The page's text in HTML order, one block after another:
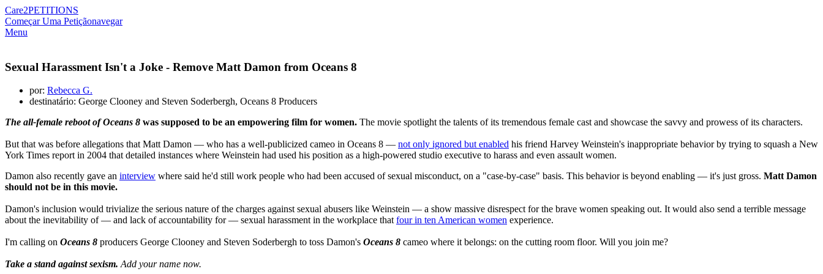
Care2PETITIONS
Começar Uma Petiçãonavegar
Menu
Sexual Harassment Isn't a Joke - Remove Matt Damon from Oceans 8
por: Rebecca G.
destinatário: George Clooney and Steven Soderbergh, Oceans 8 Producers
The all-female reboot of Oceans 8 was supposed to be an empowering film for women. The movie spotlight the talents of its tremendous female cast and showcase the savvy and prowess of its characters.
But that was before allegations that Matt Damon — who has a well-publicized cameo in Oceans 8 — not only ignored but enabled his friend Harvey Weinstein's inappropriate behavior by trying to squash a New
York Times report in 2004 that detailed instances where Weinstein had used his position as a high-powered studio executive to harass and even assault women.
Damon also recently gave an interview where said he'd still work people who had been accused of sexual misconduct, on a "case-by-case" basis. This behavior is beyond enabling — it's just gross. Matt Damon
should not be in this movie.
Damon's inclusion would trivialize the serious nature of the charges against sexual abusers like Weinstein — a show massive disrespect for the brave women speaking out. It would also send a terrible message
about the inevitability of — and lack of accountability for — sexual harassment in the workplace thatfour in ten American women experience.
I'm calling on Oceans 8 producers George Clooney and Steven Soderbergh to toss Damon's Oceans 8 cameo where it belongs: on the cutting room floor. Will you join me?
Take a stand against sexism. Add your name now.